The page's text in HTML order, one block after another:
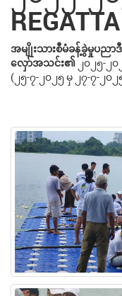
အမျိုးသားစီမံခန့်ခွဲမှုပည
လှော်အသင်း၏ ၂၀၂၅-၂
(၂၅-၇-၂၀၂၅ မှ ၂၇-၇-၂၀၂